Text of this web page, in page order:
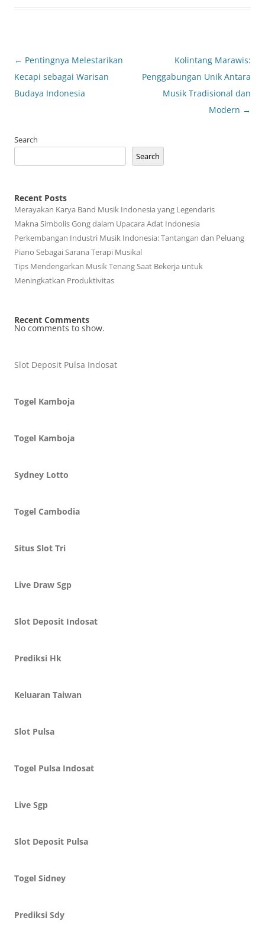
Post
navigation
← Pentingnya Melestarikan
Kecapi sebagai Warisan
Budaya Indonesia
Kolintang Marawis:
Penggabungan Unik Antara
Musik Tradisional dan
Modern →
Search
Search
Recent Posts
Merayakan Karya Band Musik Indonesia yang Legendaris
Makna Simbolis Gong dalam Upacara Adat Indonesia
Perkembangan Industri Musik Indonesia: Tantangan dan Peluang
Piano Sebagai Sarana Terapi Musikal
Tips Mendengarkan Musik Tenang Saat Bekerja untuk
Meningkatkan Produktivitas
Recent Comments
No comments to show.
Slot Deposit Pulsa Indosat
Togel Kamboja
Togel Kamboja
Sydney Lotto
Togel Cambodia
Situs Slot Tri
Live Draw Sgp
Slot Deposit Indosat
Prediksi Hk
Keluaran Taiwan
Slot Pulsa
Togel Pulsa Indosat
Live Sgp
Slot Deposit Pulsa
Togel Sidney
Prediksi Sdy